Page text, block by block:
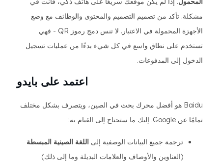
مشكلة. تأكد من تصميم التصميم والمحتوى والوظائف مع وضع
الأجهزة المحمولة في الاعتبار. لا تنس دمج رموز QR - فهي
تستخدم على نطاق واسع في كل شيء بدءًا من عمليات تسجيل
الدخول إلى المدفوعات.
اعتمد على بايدو
Baidu هو أفضل محرك بحث في الصين، ويتصرف بشكل مختلف
تمامًا عن Google. إليك ما ستحتاج إلى القيام به:
ترجمة جميع البيانات الوصفية إلى اللغة الصينية المبسطة
(العناوين والأوصاف والعلامات البديلة وما إلى ذلك)